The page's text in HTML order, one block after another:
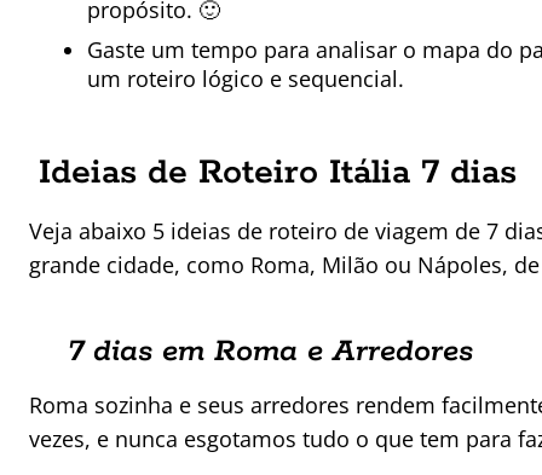
propósito. 🙂
Gaste um tempo para analisar o mapa do
um roteiro lógico e sequencial.
Ideias de Roteiro Itália 7 dias
Veja abaixo 5 ideias de roteiro de viagem de 7
grande cidade, como Roma, Milão ou Nápoles,
7 dias em Roma e Arredores
Roma sozinha e seus arredores rendem
vezes, e nunca esgotamos tudo o que tem para